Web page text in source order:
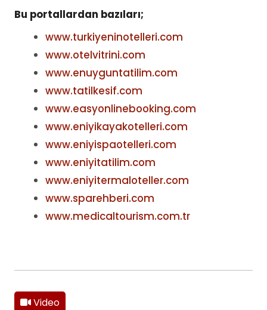
Bu portallardan bazıları;
www.turkiyeninotelleri.com
www.otelvitrini.com
www.enuyguntatilim.com
www.tatilkesif.com
www.easyonlinebooking.com
www.eniyikayakotelleri.com
www.eniyispaotelleri.com
www.eniyitatilim.com
www.eniyitermaloteller.com
www.sparehberi.com
www.medicaltourism.com.tr
Video